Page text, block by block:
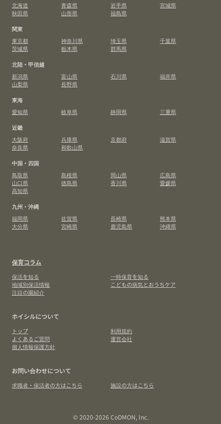
北海道
青森県 岩手県
宮城県
秋田県
山形県
福島県
関東
東京都
神奈川県 埼玉県
千葉県
茨城県
栃木県
群馬県
北陸・甲信越
新潟県
富山県 石川県
福井県
山梨県
長野県
東海
愛知県
岐阜県 静岡県
三重県
近畿
大阪府
兵庫県 京都府
滋賀県
奈良県
和歌山県
中国・四国
鳥取県
島根県 岡山県
広島県
山口県
徳島県 香川県
愛媛県
高知県
九州・沖縄
福岡県
佐賀県 長崎県
熊本県
大分県
宮崎県 鹿児島県 沖縄県
保育コラム
保活を知る
一時保育を知る
地域別保活情報
こどもの病気とおうちケア
注目の園紹介
ホイシルについて
トップ
利用規約
よくあるご質問
運営会社
個人情報保護方針
お問い合わせについて
求職者・保活者の方はこちら 施設の方はこちら
© 2020-2026 CoDMON, Inc.